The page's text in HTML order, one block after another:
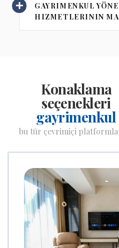
GAYRIMENKUL
HIZMETLERININ
Konaklama
seçenekleri
gayrimenkul
bu tür çevrimiçi